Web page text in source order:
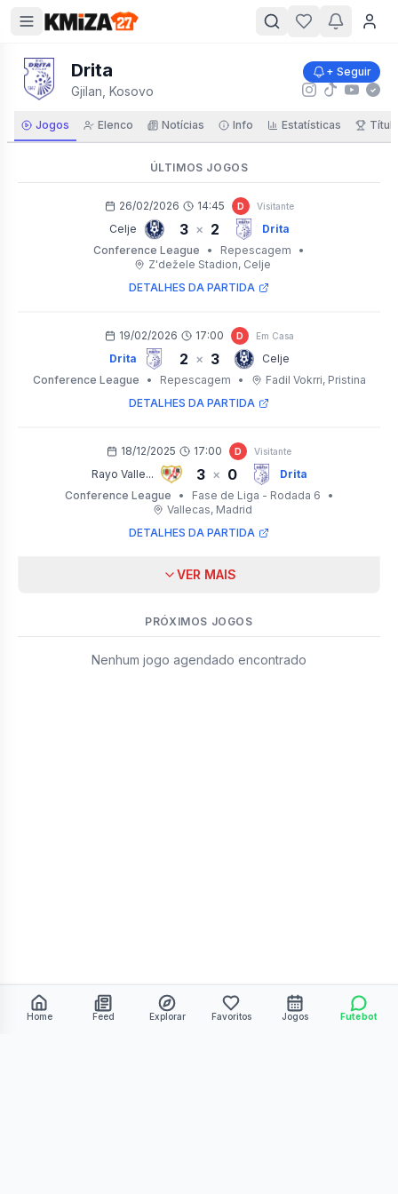
Drita
Gjilan, Kosovo
+ Seguir
Jogos Elenco Notícias Info Estatísticas
ÚLTIMOS JOGOS
26/02/2026 14:45 D Visitante
Celje 3 × 2
Drita
Conference League
• Repescagem
•
Z'dežele Stadion, Celje
DETALHES DA PARTIDA
19/02/2026 17:00 D Em Casa
Drita 2 × 3
Celje
Conference League
• Repescagem • Fadil Vokrri, Pristina
DETALHES DA PARTIDA
18/12/2025 17:00 D Visitante
Rayo Valle... 3 × 0
Drita
Conference League
• Fase de Liga - Rodada 6
•
Vallecas, Madrid
DETALHES DA PARTIDA
VER MAIS
PRÓXIMOS JOGOS
Nenhum jogo agendado encontrado
Home Feed Explorar Favoritos Jogos Futebot